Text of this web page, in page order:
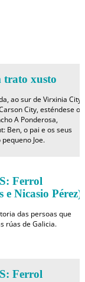
xusto
ao sur de Virxinia City,
City, esténdese os
A Ponderosa,
Ben, o pai e os seus
Joe.
Ferrol
Nicasio Pérez)
das persoas que
rúas de Galicia.
Ferrol